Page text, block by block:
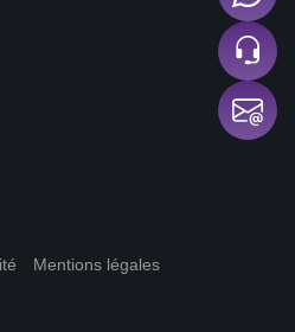
Mentions légales